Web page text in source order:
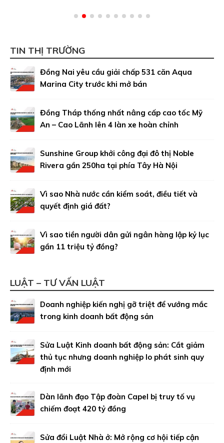
TIN THỊ TRƯỜNG
Đồng Nai yêu cầu giải chấp 531 căn Aqua
Marina City trước khi mở bán
Đồng Tháp thống nhất nâng cấp cao tốc Mỹ
An – Cao Lãnh lên 4 làn xe hoàn chỉnh
Sunshine Group khởi công đại đô thị Noble
Rivera gần 250ha tại phía Tây Hà Nội
Vì sao Nhà nước cần kiểm soát, điều tiết và
quyết định giá đất?
Vì sao tiền người dân gửi ngân hàng lập kỷ lục
gần 11 triệu tỷ đồng?
LUẬT – TƯ VẤN LUẬT
Doanh nghiệp kiến nghị gỡ triệt để vướng mắc
trong kinh doanh bất động sản
Sửa Luật Kinh doanh bất động sản: Cắt giảm
thủ tục nhưng doanh nghiệp lo phát sinh quy
định mới
Dàn lãnh đạo Tập đoàn Capel bị truy tố vụ
chiếm đoạt 420 tỷ đồng
Sửa đổi Luật Nhà ở: Mở rộng cơ hội tiếp cận